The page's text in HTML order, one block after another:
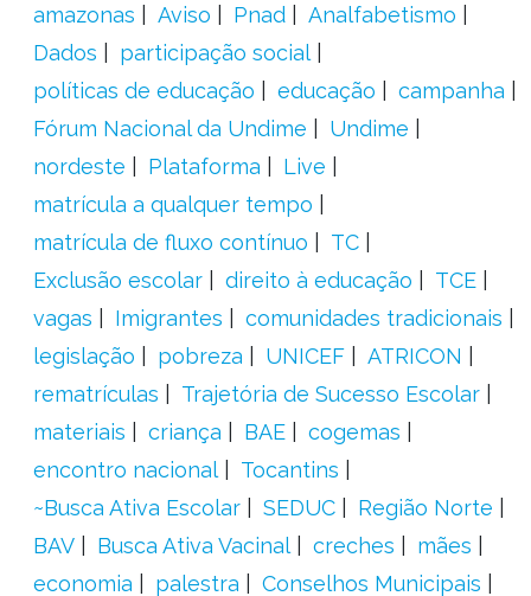
amazonas
Aviso Pnad
Analfabetismo
Dados
participação social
políticas de educação
educação
campanha
Fórum Nacional da Undime
Undime
nordeste
Plataforma
Live
matrícula a qualquer tempo
matrícula de fluxo contínuo
TC
Exclusão escolar
direito à educação
TCE
vagas
Imigrantes
comunidades tradicionais
legislação
pobreza UNICEF
ATRICON
rematrículas
Trajetória de Sucesso Escolar
materiais
criança BAE
cogemas
encontro nacional
Tocantins
~Busca Ativa Escolar
SEDUC
Região Norte
BAV
Busca Ativa Vacinal creches
mães
economia
palestra Conselhos Municipais